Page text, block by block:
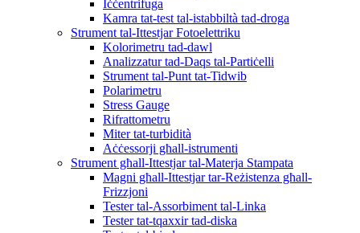
Iċċentrifuga
Kamra tat-test tal-istabbiltà tad-droga
Strument tal-Ittestjar Fotoelettriku
Kolorimetru tad-dawl
Analizzatur tad-Daqs tal-Partiċelli
Strument tal-Punt tat-Tidwib
Polarimetru
Stress Gauge
Rifrattometru
Miter tat-turbidità
Aċċessorji għall-istrumenti
Strument għall-Ittestjar tal-Materja Stampata
Magni għall-Ittestjar tar-Reżistenza għall-
Frizzjoni
Tester tal-Assorbiment tal-Linka
Tester tat-tqaxxir tad-diska